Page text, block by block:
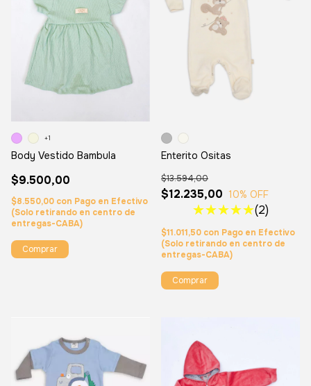
Body Vestido Bambula
$9.500,00
$8.550,00 con Pago en Efectivo
(Solo retirando en centro de
entregas-CABA)
+1
Comprar
Enterito Ositas
$12.235,00
$13.594,00
10% OFF
(2)
$11.011,50 con Pago en Efectivo
(Solo retirando en centro de
entregas-CABA)
Comprar